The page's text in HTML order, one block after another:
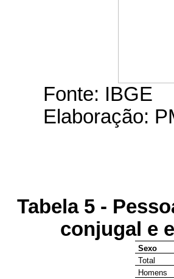
Fonte: IBGE
Elaboração:
Tabela 5 -
conjugal e
Sexo
Total
Homens